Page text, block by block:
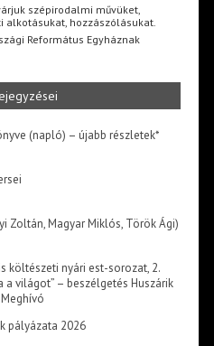
szépirodalmi művüket,
hozzászólásukat.
Református Egyháznak
(napló) – újabb részletek*
Zoltán, Magyar Miklós, Török Ági)
költészeti nyári est-sorozat, 2.
a világot” – beszélgetés Huszárik
pályázata 2026